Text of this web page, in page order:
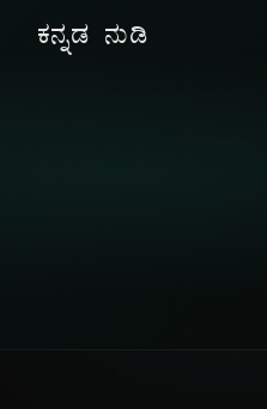
ಕನ್ನಡ ನುಡಿ